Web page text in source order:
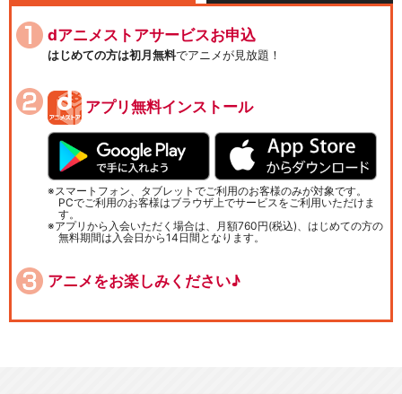
dアニメストアサービスお申込
はじめての方は初月無料でアニメが見放題！
アプリ無料インストール
スマートフォン、タブレットでご利用のお客様のみが対象です。
PCでご利用のお客様はブラウザ上でサービスをご利用いただけま
す。
アプリから入会いただく場合は、月額760円(税込)、はじめての方の
無料期間は入会日から14日間となります。
アニメをお楽しみください♪